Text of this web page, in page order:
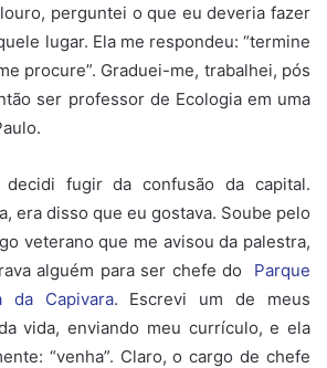
perguntei o que eu deveria fazer
lugar. Ela me respondeu: “termine
procure”. Graduei-me, trabalhei, pós
ser professor de Ecologia em uma
fugir da confusão da capital.
era disso que eu gostava. Soube pelo
veterano que me avisou da palestra,
alguém para ser chefe do Parque
da Capivara. Escrevi um de meus
vida, enviando meu currículo, e ela
“venha”. Claro, o cargo de chefe